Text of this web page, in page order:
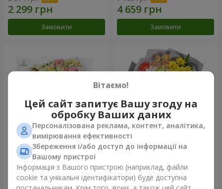
Замовити Замовити
Букет "Хрещатик"
3 799 грн
Букет "Ми та літо"
1 621 грн
Вітаємо!
Цей сайт запитує Вашу згоду на
обробку Ваших даних
Персоналізована реклама, контент, аналітика,
вимірювання ефективності
Збереження і/або доступ до інформації на
Вашому пристрої
Інформація з Вашого пристрою (наприклад, файли
cookie та унікальні ідентифікатори) буде доступна